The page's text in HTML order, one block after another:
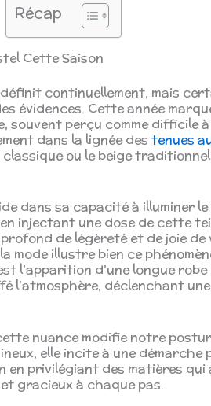
Récap
Cette Saison
continuellement, mais
évidences. Cette année
souvent perçu comme difficile
dans la lignée des tenues
ou le beige
dans sa capacité à illuminer
injectant une dose de cette
de légèreté et de joie de
mode illustre bien ce
l’apparition d’une longue
l’atmosphère, déclenchant
nuance modifie notre
elle incite à une démarche
privilégiant des matières qui
gracieux à chaque pas.